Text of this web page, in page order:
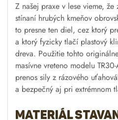
Z našej praxe v lese vieme,
stínaní hrubých kmeňov
to presne ten diel, cez ktorý
a ktorý fyzicky tlačí plastový
dreva. Použitie tohto
masívne vreteno modelu
prenos sily z rázového
a bezpečný aj pri extrémnom
Materiál